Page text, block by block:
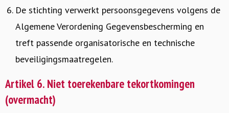
De stichting verwerkt persoonsgegevens volgens de
Algemene Verordening Gegevensbescherming en
treft passende organisatorische en technische
beveiligingsmaatregelen.
Artikel 6. Niet toerekenbare tekortkomingen
(overmacht)